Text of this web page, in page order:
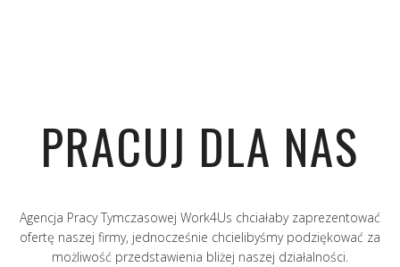
PRACUJ DLA NAS
Agencja Pracy Tymczasowej Work4Us chciałaby zaprezentować
ofertę naszej firmy, jednocześnie chcielibyśmy podziękować za
możliwość przedstawienia bliżej naszej działalności.